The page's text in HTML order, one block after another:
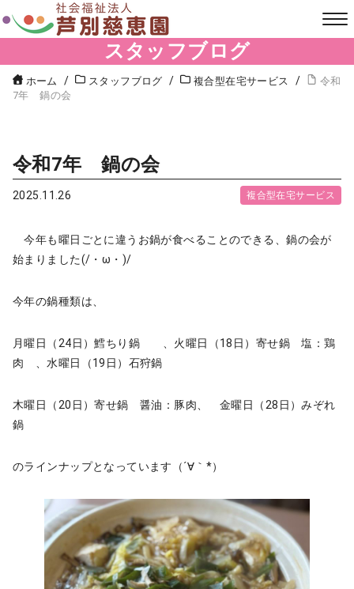
スタッフブログ
ホーム スタッフブログ 複合型在宅サービス
令和
7年 鍋の会
令和7年 鍋の会
2025.11.26 複合型在宅サービス
今年も曜日ごとに違うお鍋が食べることのできる、鍋の会が
始まりました(/・ω・)/
今年の鍋種類は、
月曜日（24日）鱈ちり鍋 、火曜日（18日）寄せ鍋 塩：鶏
肉 、水曜日（19日）石狩鍋
木曜日（20日）寄せ鍋 醤油：豚肉、 金曜日（28日）みぞれ
鍋
のラインナップとなっています（´∀｀*）